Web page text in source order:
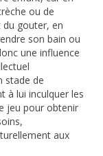
ou de
du gouter, en
son bain ou
une influence
stade de
à lui inculquer les
jeu pour obtenir
aux